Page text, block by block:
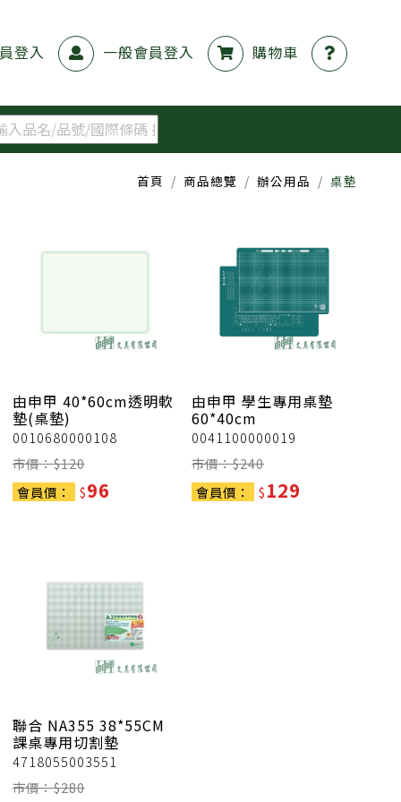
登入 一般會員登入 購物車
首頁 商品總覽 辦公用品 桌墊
由申甲 40*60cm透明軟
墊(桌墊)
0010680000108
市價：$120
會員價：
$96
由申甲 學生專用桌墊
60*40cm
0041100000019
市價：$240
會員價：
$129
聯合 NA355 38*55CM
課桌專用切割墊
4718055003551
市價：$280